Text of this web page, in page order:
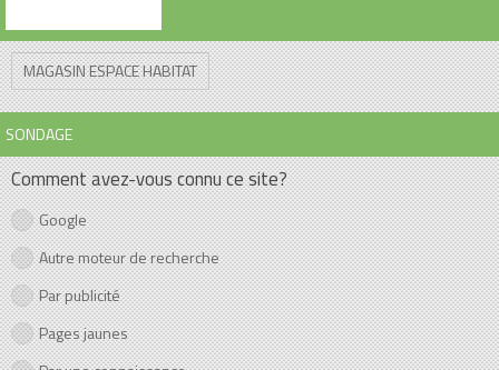
MAGASIN ESPACE HABITAT
SONDAGE
Comment avez-vous connu ce site?
Google
Autre moteur de recherche
Par publicité
Pages jaunes